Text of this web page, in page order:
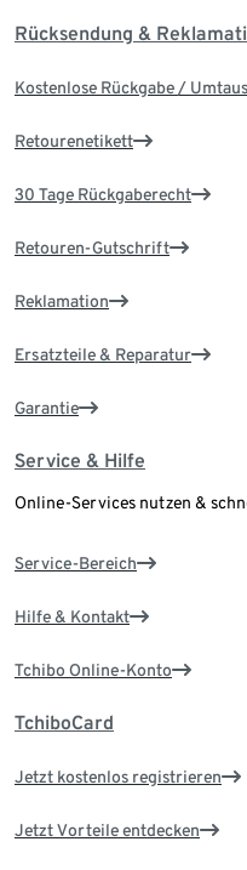
Rücksendung &
Kostenlose Rückgabe /
Retourenetikett
30 Tage Rückgaberecht
Retouren-Gutschrift
Reklamation
Ersatzteile & Reparatur
Garantie
Service & Hilfe
Online-Services nutzen &
Service-Bereich
Hilfe & Kontakt
Tchibo Online-Konto
TchiboCard
Jetzt kostenlos registrieren
Jetzt Vorteile entdecken